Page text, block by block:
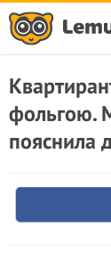
фольгою.
пояснила